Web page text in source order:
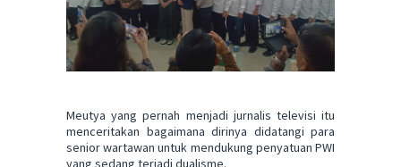
Meutya yang pernah menjadi jurnalis televisi itu
menceritakan bagaimana dirinya didatangi para
senior wartawan untuk mendukung penyatuan PWI
yang sedang terjadi dualisme.